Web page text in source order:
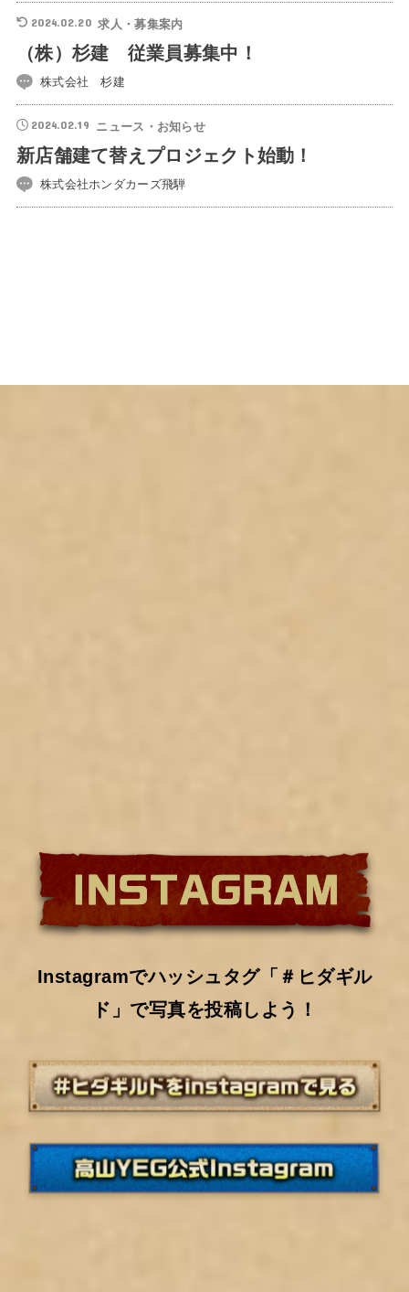
2024.02.20 求人・募集案内
（株）杉建 従業員募集中！
株式会社 杉建
2024.02.19 ニュース・お知らせ
新店舗建て替えプロジェクト始動！
株式会社ホンダカーズ飛騨
Instagramでハッシュタグ「＃ヒダギル
ド」で写真を投稿しよう！